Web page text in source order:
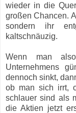
wieder in die
großen Chancen.
sondern ihr
kaltschnäuzig.
Wenn man
Unternehmens
dennoch sinkt,
ob man sich irrt,
schlauer sind als
die Aktien jetzt